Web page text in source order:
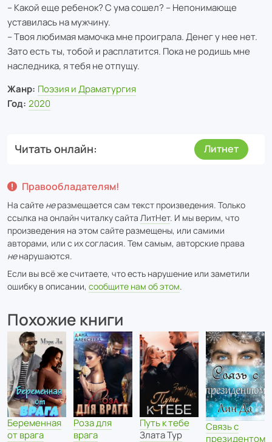
– Какой еще ребенок? С ума сошел? – Непонимающе
уставилась на мужчину.
– Твоя любимая мамочка мне проиграла. Денег у нее нет.
Зато есть ты, тобой и расплатится. Пока не родишь мне
наследника, я тебя не отпущу.
Жанр: Поэзия и Драматургия
Год: 2020
Читать онлайн Литнет
Правообладателям!
На сайте неразмещается сам текст произведения. Только
ссылка на онлайн читалку сайта ЛитНет. И мы верим, что
произведения на этом сайте размещены, или самими
авторами, или с их согласия. Тем самым, авторские права
ненарушаются.
Если вы всё же считаете, что есть нарушение или заметили
ошибку в описании, сообщите нам об этом.
Похожие книги
Беременная
от врага
Роза для
врага
Путь к тебе
Злата Тур
Связь с
президентом